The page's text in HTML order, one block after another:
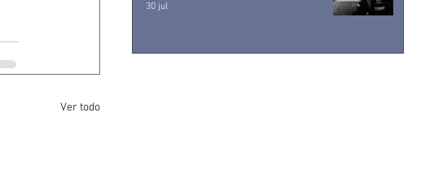
Ver todo
30 jul